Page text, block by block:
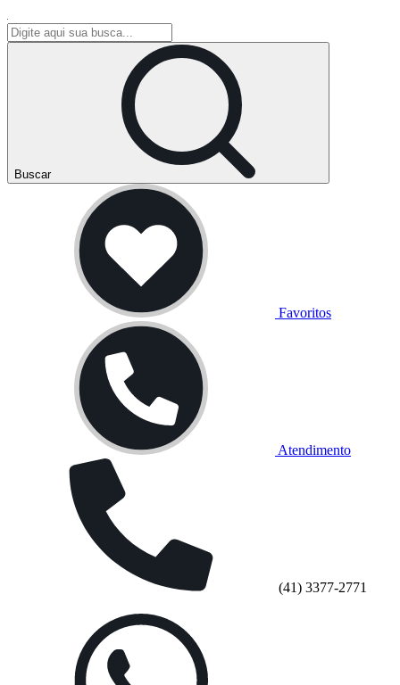
Buscar
Favoritos
Atendimento
(41) 3377-2771